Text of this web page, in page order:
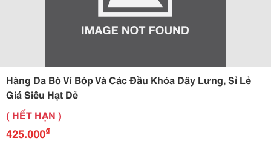
Hàng Da Bò Ví Bóp Và Các Đầu Khóa Dây Lưng, Sỉ Lẻ
Giá Siêu Hạt Dẻ
( HẾT HẠN )
425.000₫